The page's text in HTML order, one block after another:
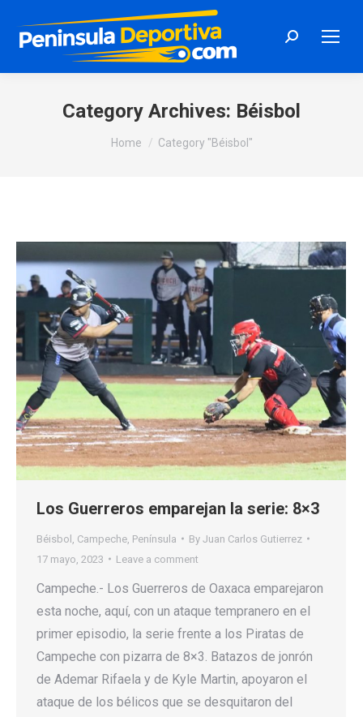
Search:
Category Archives: Béisbol
You are here:
Home Category "Béisbol"
Los Guerreros emparejan la serie: 8×3
Béisbol Campeche Península By Juan Carlos Gutierrez
17 mayo, 2023
Leave a comment
Campeche.- Los Guerreros de Oaxaca emparejaron
esta noche, aquí, con un ataque tempranero en el
primer episodio, la serie frente a los Piratas de
Campeche con pizarra de 8×3. Batazos de jonrón
de Ademar Rifaela y de Kyle Martin, apoyaron el
ataque de los bélicos que se desquitaron del